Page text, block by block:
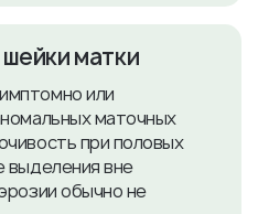
матки
или
маточных
при половых
выделения вне
обычно не